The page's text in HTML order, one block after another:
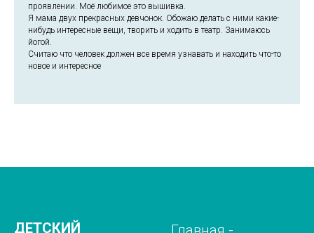
проявлении. Моё любимое это вышивка.
Я мама двух прекрасных девчонок. Обожаю делать с ними какие-
нибудь интересные вещи, творить и ходить в театр. Занимаюсь
йогой.
Считаю что человек должен все время узнавать и находить что-то
новое и интересное
ДЕТСКИЙ